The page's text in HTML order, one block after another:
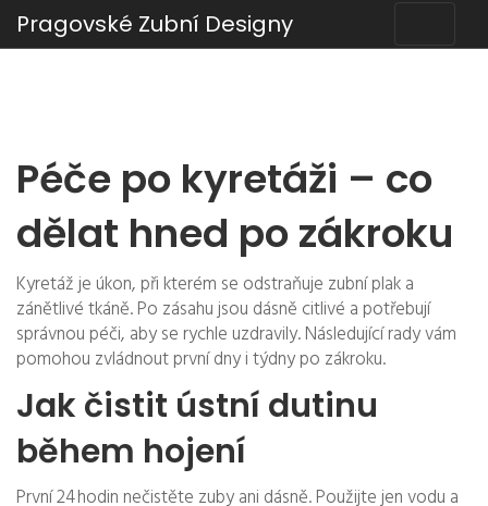
Pragovské Zubní Designy
Péče po kyretáži – co
dělat hned po zákroku
Kyretáž je úkon, při kterém se odstraňuje zubní plak a
zánětlivé tkáně. Po zásahu jsou dásně citlivé a potřebují
správnou péči, aby se rychle uzdravily. Následující rady vám
pomohou zvládnout první dny i týdny po zákroku.
Jak čistit ústní dutinu
během hojení
První 24 hodin nečistěte zuby ani dásně. Použijte jen vodu a